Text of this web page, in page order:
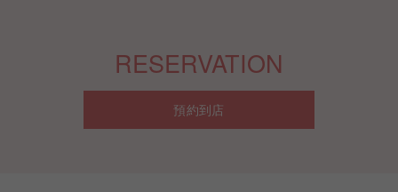
RESERVATION
預約到店